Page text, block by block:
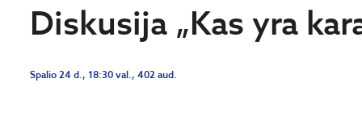
Diskusija „Kas yra
Spalio 24 d., 18:30 val., 402 aud.